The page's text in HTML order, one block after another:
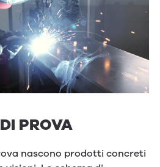
PROVA
nascono prodotti concreti